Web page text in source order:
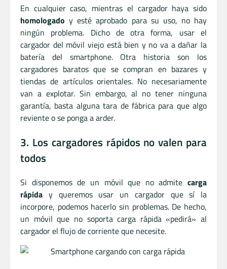
En cualquier caso, mientras el cargador haya sido
homologado y esté aprobado para su uso, no hay
ningún problema. Dicho de otra forma, usar el
cargador del móvil viejo está bien y no va a dañar la
batería del smartphone. Otra historia son los
cargadores baratos que se compran en bazares y
tiendas de artículos orientales. No necesariamente
van a explotar. Sin embargo, al no tener ninguna
garantía, basta alguna tara de fábrica para que algo
reviente o se ponga a arder.
3. Los cargadores rápidos no valen para
todos
Si disponemos de un móvil que no admite carga
rápida y queremos usar un cargador que sí la
incorpore, podemos hacerlo sin problemas. De hecho,
un móvil que no soporta carga rápida «pedirá» al
cargador el flujo de corriente que necesite.